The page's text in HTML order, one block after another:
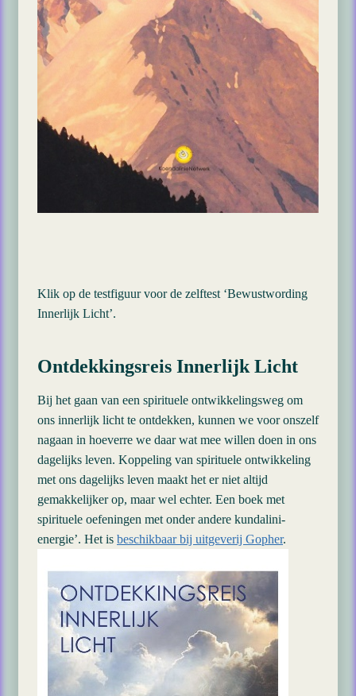
Klik op de testfiguur voor de zelftest ‘Bewustwording
Innerlijk Licht’.
Ontdekkingsreis Innerlijk Licht
Bij het gaan van een spirituele ontwikkelingsweg om
ons innerlijk licht te ontdekken, kunnen we voor onszelf
nagaan in hoeverre we daar wat mee willen doen in ons
dagelijks leven. Koppeling van spirituele ontwikkeling
met ons dagelijks leven maakt het er niet altijd
gemakkelijker op, maar wel echter. Een boek met
spirituele oefeningen met onder andere kundalini-
energie’. Het is beschikbaar bij uitgeverij Gopher.